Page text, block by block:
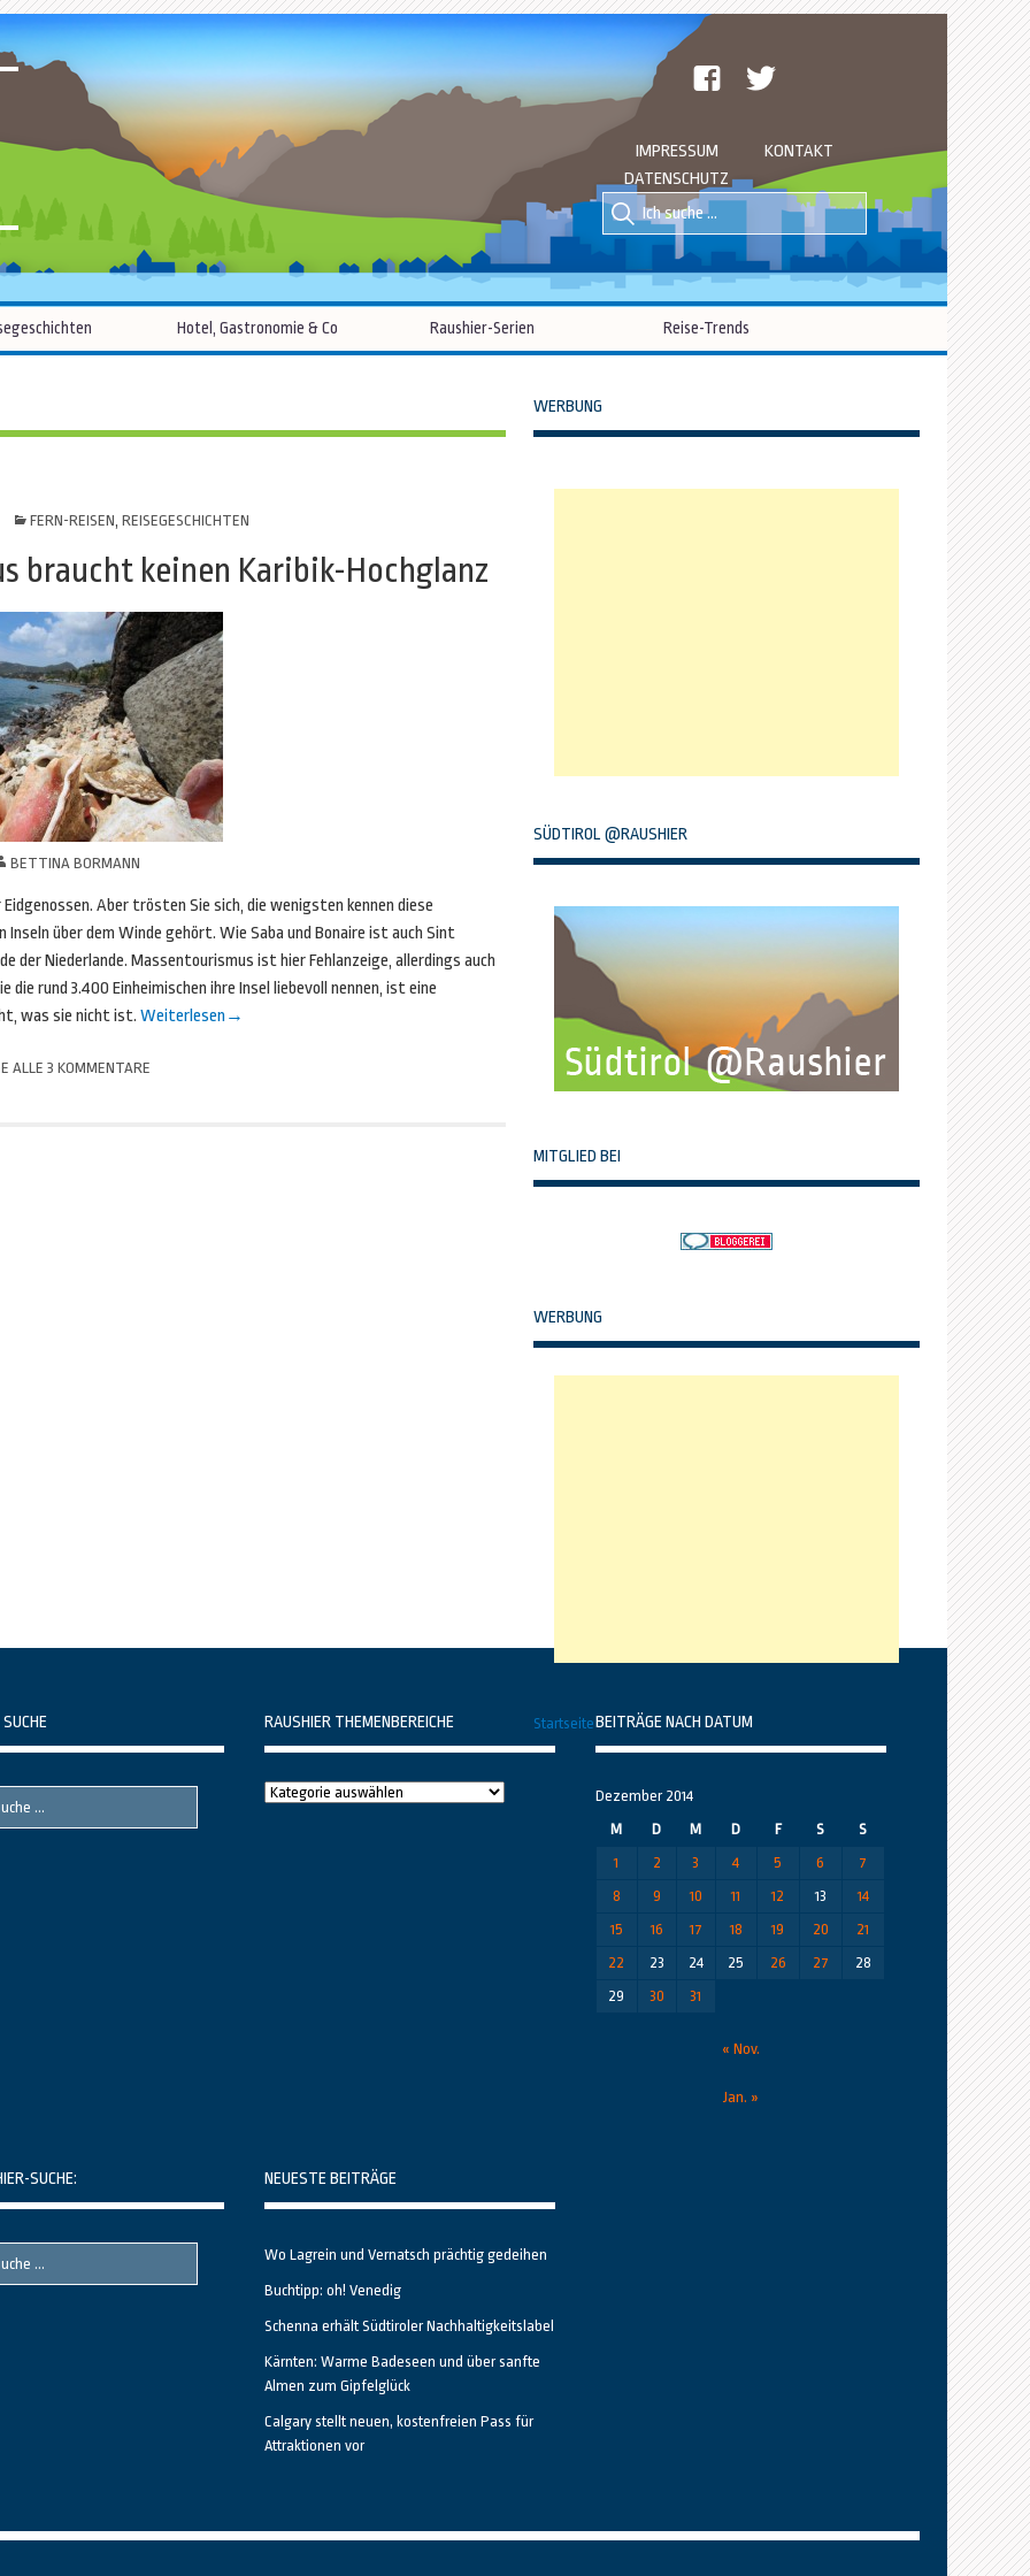
facebook
IMPRESSUM
KONTAKT
DATENSCHUTZ
Suche
nach::
Suche
nach:
Hotel, Gastronomie & Co Raushier-Serien Reise-Trends
FERN-REISEN, REISEGESCHICHTEN
braucht keinen Karibik-Hochglanz
BETTINA BORMANN
Aber trösten Sie sich, die wenigsten kennen diese
über dem Winde gehört. Wie Saba und Bonaire ist auch Sint
der Niederlande. Massentourismus ist hier Fehlanzeige, allerdings auch
rund 3.400 Einheimischen ihre Insel liebevoll nennen, ist eine
was sie nicht ist. Weiterlesen →
ALLE 3 KOMMENTARE
WERBUNG
SÜDTIROL @RAUSHIER
MITGLIED BEI
WERBUNG
Startseite
RAUSHIER THEMENBEREICHE
Raushier
BEITRÄGE NACH DATUM
Dezember 2014
M
D M D F S
S
1
2 3 4 5 6
7
8
9 10 11 12 13
14
15
16 17 18 19 20
21
22
23 24 25 26 27
28
29
30 31
« Nov.
Jan. »
SUCHE: NEUESTE BEITRÄGE
Wo Lagrein und Vernatsch prächtig gedeihen
Buchtipp: oh! Venedig
Schenna erhält Südtiroler Nachhaltigkeitslabel
Kärnten: Warme Badeseen und über sanfte
Almen zum Gipfelglück
Calgary stellt neuen, kostenfreien Pass für
Attraktionen vor